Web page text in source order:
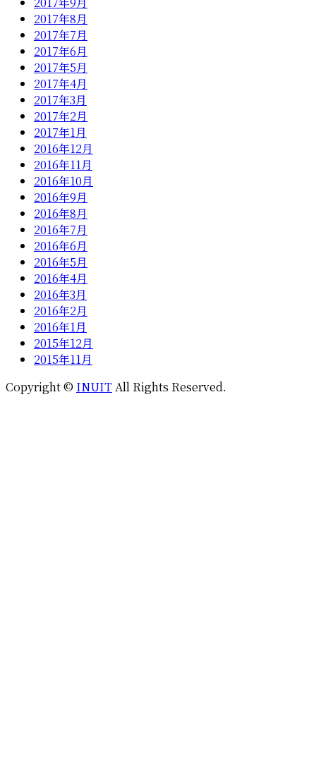
2017年8月
2017年7月
2017年6月
2017年5月
2017年4月
2017年3月
2017年2月
2017年1月
2016年12月
2016年11月
2016年10月
2016年9月
2016年8月
2016年7月
2016年6月
2016年5月
2016年4月
2016年3月
2016年2月
2016年1月
2015年12月
2015年11月
Copyright © INUITAll Rights Reserved.